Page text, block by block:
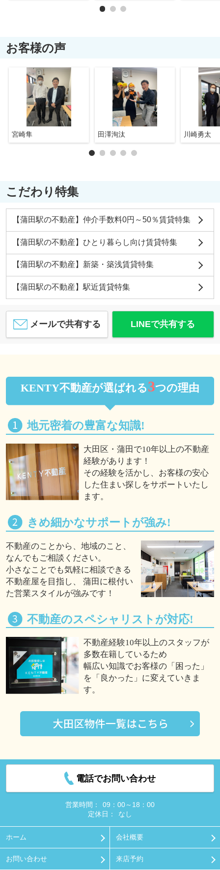
お客様の声
宮崎隼 田澤洵汰 川崎勇太
こだわり特集
【蒲田駅の不動産】仲介手数料0円～50％賃貸特集
【蒲田駅の不動産】ひとり暮らし向け賃貸特集
【蒲田駅の不動産】新築・築浅賃貸特集
【蒲田駅の不動産】駅近賃貸特集
メールで共有する LINEで共有する
KENTY不動産が選ばれる3つの理由
地元密着の豊富な知識!
大田区・蒲田で10年以上の不動産
経験があります！
その経験を活かし、お客様の安心
した住まい探しをサポートいたし
ます。
きめ細かなサポートが強み!
不動産のことから、地域のこと、
なんでもご相談ください。
小さなことでも気軽に相談できる
不動産屋を目指し、 蒲田に根付い
た営業スタイルが強みです！
不動産のスペシャリストが対応!
不動産経験10年以上のスタッフが
多数在籍しているため
幅広い知識でお客様の「困った」
を「良かった」に変えていきま
す。
電話でお問い合わせ
営業時間：
09：00～18：00
定休日：
なし
ホーム 会社概要
お問い合わせ 来店予約